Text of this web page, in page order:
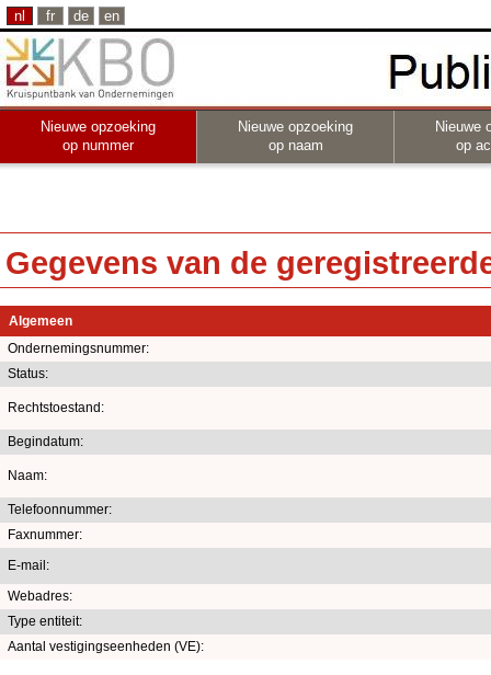
nl fr de en
Nieuwe opzoeking
op nummer
Nieuwe opzoeking
op naam
Nieuwe
op
Gegevens van de
Algemeen
Ondernemingsnummer:
Status:
Rechtstoestand:
Begindatum:
Naam:
Telefoonnummer:
Faxnummer:
E-mail:
Webadres:
Type entiteit:
Aantal vestigingseenheden (VE):